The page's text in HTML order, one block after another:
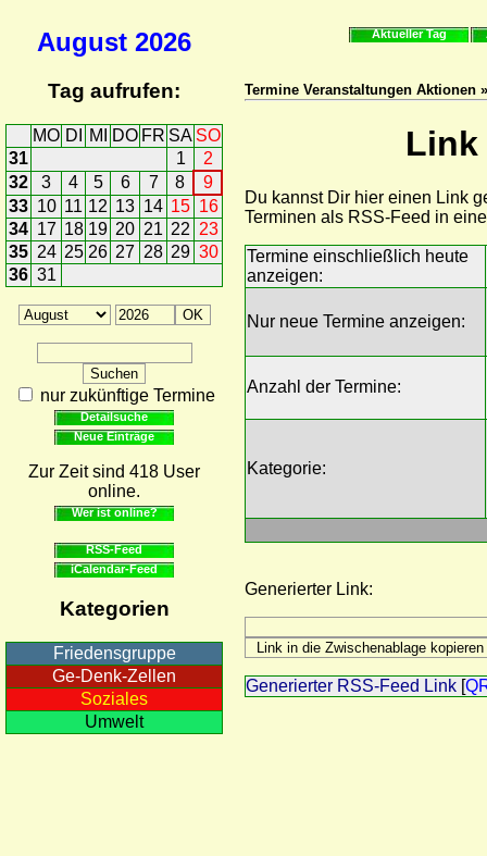
August 2026
Tag aufrufen:
MO DI MI DO FR SA SO
31
1
2
32
3 4 5 6 7 8
9
33 10 11 12 13 14 15 16
34 17 18 19 20 21 22 23
35 24 25 26 27 28 29 30
36 31
nur zukünftige Termine
Detailsuche
Neue Einträge
Zur Zeit sind 418 User
online.
Wer ist online?
RSS-Feed
iCalendar-Feed
Kategorien
Friedensgruppe
Ge-Denk-Zellen
Soziales
Umwelt
Aktueller Tag
Termine Veranstaltungen Aktionen
Link
Du kannst Dir hier einen Link
Terminen als RSS-Feed in
Termine einschließlich heute
anzeigen:
Nur neue Termine anzeigen:
Anzahl der Termine:
Kategorie:
Generierter Link:
Generierter RSS-Feed Link [